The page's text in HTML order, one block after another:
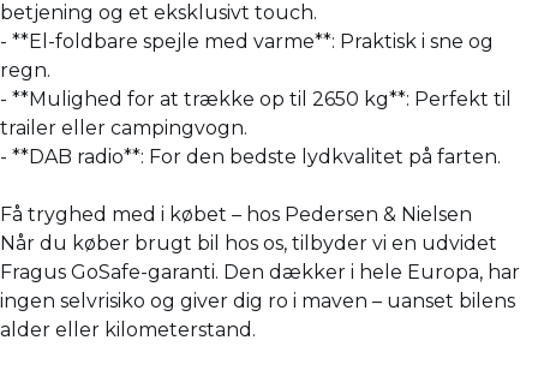
betjening og et eksklusivt touch.
- **El-foldbare spejle med varme**: Praktisk i sne og
regn.
- **Mulighed for at trække op til 2650 kg**: Perfekt til
trailer eller campingvogn.
- **DAB radio**: For den bedste lydkvalitet på farten.
Få tryghed med i købet – hos Pedersen & Nielsen
Når du køber brugt bil hos os, tilbyder vi en udvidet
Fragus GoSafe-garanti. Den dækker i hele Europa, har
ingen selvrisiko og giver dig ro i maven – uanset bilens
alder eller kilometerstand.